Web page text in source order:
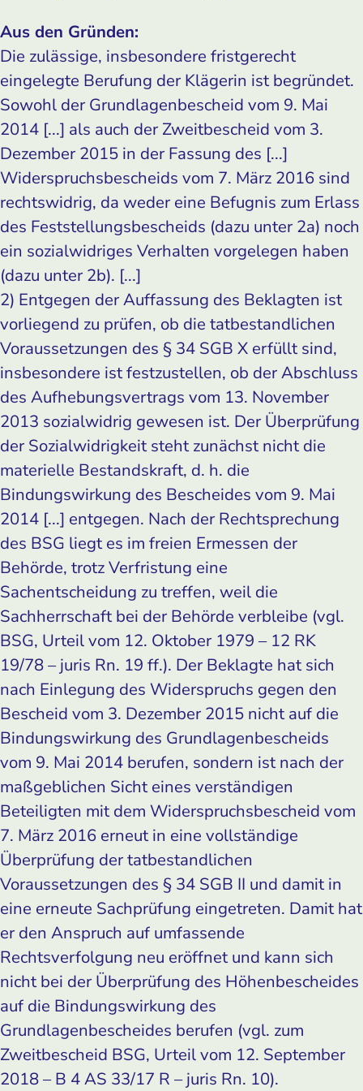
Aus den Gründen:
Die zulässige, insbesondere fristgerecht
eingelegte Berufung der Klägerin ist begründet.
Sowohl der Grundlagenbescheid vom 9. Mai
2014 [...] als auch der Zweitbescheid vom 3.
Dezember 2015 in der Fassung des [...]
Widerspruchsbescheids vom 7. März 2016 sind
rechtswidrig, da weder eine Befugnis zum Erlass
des Feststellungsbescheids (dazu unter 2a) noch
ein sozialwidriges Verhalten vorgelegen haben
(dazu unter 2b). [...]
2) Entgegen der Auffassung des Beklagten ist
vorliegend zu prüfen, ob die tatbestandlichen
Voraussetzungen des § 34 SGB X erfüllt sind,
insbesondere ist festzustellen, ob der Abschluss
des Aufhebungsvertrags vom 13. November
2013 sozialwidrig gewesen ist. Der Überprüfung
der Sozialwidrigkeit steht zunächst nicht die
materielle Bestandskraft, d. h. die
Bindungswirkung des Bescheides vom 9. Mai
2014 [...] entgegen. Nach der Rechtsprechung
des BSG liegt es im freien Ermessen der
Behörde, trotz Verfristung eine
Sachentscheidung zu treffen, weil die
Sachherrschaft bei der Behörde verbleibe (vgl.
BSG, Urteil vom 12. Oktober 1979 – 12 RK
19/78 – juris Rn. 19 ff.). Der Beklagte hat sich
nach Einlegung des Widerspruchs gegen den
Bescheid vom 3. Dezember 2015 nicht auf die
Bindungswirkung des Grundlagenbescheids
vom 9. Mai 2014 berufen, sondern ist nach der
maßgeblichen Sicht eines verständigen
Beteiligten mit dem Widerspruchsbescheid vom
7. März 2016 erneut in eine vollständige
Überprüfung der tatbestandlichen
Voraussetzungen des § 34 SGB II und damit in
eine erneute Sachprüfung eingetreten. Damit hat
er den Anspruch auf umfassende
Rechtsverfolgung neu eröffnet und kann sich
nicht bei der Überprüfung des Höhenbescheides
auf die Bindungswirkung des
Grundlagenbescheides berufen (vgl. zum
Zweitbescheid BSG, Urteil vom 12. September
2018 – B 4 AS 33/17 R – juris Rn. 10).